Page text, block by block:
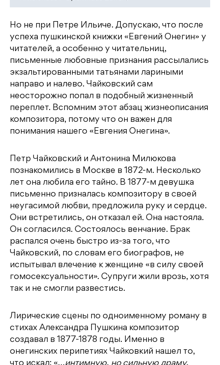
Но не при Петре Ильиче. Допускаю, что после
успеха пушкинской книжки «Евгений Онегин» у
читателей, а особенно у читательниц,
письменные любовные признания рассылались
экзальтированными татьянами лариными
направо и налево. Чайковский сам
неосторожно попал в подобный жизненный
переплет. Вспомним этот абзац жизнеописания
композитора, потому что он важен для
понимания нашего «Евгения Онегина».
Петр Чайковский и Антонина Милюкова
познакомились в Москве в 1872-м. Несколько
лет она любила его тайно. В 1877-м девушка
письменно призналась композитору в своей
неугасимой любви, предложила руку и сердце.
Они встретились, он отказал ей. Она настояла.
Он согласился. Состоялось венчание. Брак
распался очень быстро из-за того, что
Чайковский, по словам его биографов, не
испытывал влечение к женщине «в силу своей
гомосексуальности». Супруги жили врозь, хотя
так и не смогли развестись.
Лирические сцены по одноименному роману в
стихах Александра Пушкина композитор
создавал в 1877-1878 годы. Именно в
онегинских перипетиях Чайковкий нашел то,
что искал: «…интимную, но сильную драму,